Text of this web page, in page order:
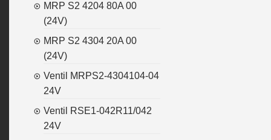
MRP S2 4204 80A 00
(24V)
MRP S2 4304 20A 00
(24V)
Ventil MRPS2-4304104-04
24V
Ventil RSE1-042R11/042
24V